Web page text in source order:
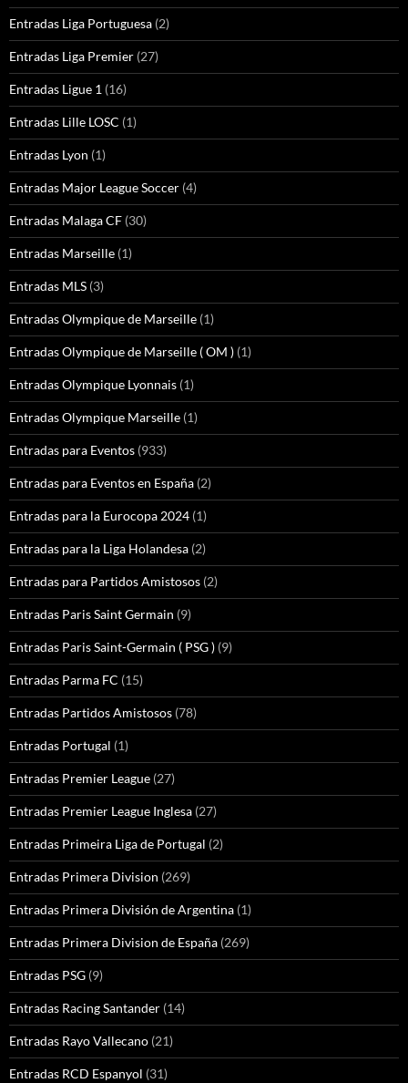
Entradas Liga Portuguesa (2)
Entradas Liga Premier (27)
Entradas Ligue 1 (16)
Entradas Lille LOSC (1)
Entradas Lyon (1)
Entradas Major League Soccer (4)
Entradas Malaga CF (30)
Entradas Marseille (1)
Entradas MLS (3)
Entradas Olympique de Marseille (1)
Entradas Olympique de Marseille ( OM ) (1)
Entradas Olympique Lyonnais (1)
Entradas Olympique Marseille (1)
Entradas para Eventos (933)
Entradas para Eventos en España (2)
Entradas para la Eurocopa 2024 (1)
Entradas para la Liga Holandesa (2)
Entradas para Partidos Amistosos (2)
Entradas Paris Saint Germain (9)
Entradas Paris Saint-Germain ( PSG ) (9)
Entradas Parma FC (15)
Entradas Partidos Amistosos (78)
Entradas Portugal (1)
Entradas Premier League (27)
Entradas Premier League Inglesa (27)
Entradas Primeira Liga de Portugal (2)
Entradas Primera Division (269)
Entradas Primera División de Argentina (1)
Entradas Primera Division de España (269)
Entradas PSG (9)
Entradas Racing Santander (14)
Entradas Rayo Vallecano (21)
Entradas RCD Espanyol (31)